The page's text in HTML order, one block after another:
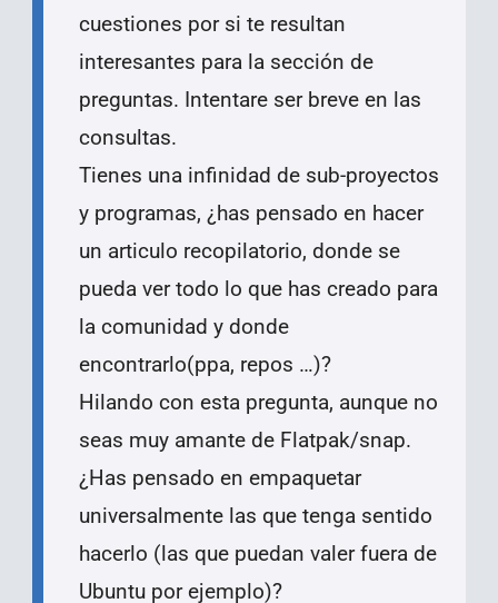
cuestiones por si te resultan
interesantes para la sección de
preguntas. Intentare ser breve en las
consultas.
Tienes una infinidad de sub-proyectos
y programas, ¿has pensado en hacer
un articulo recopilatorio, donde se
pueda ver todo lo que has creado para
la comunidad y donde
encontrarlo(ppa, repos …)?
Hilando con esta pregunta, aunque no
seas muy amante de Flatpak/snap.
¿Has pensado en empaquetar
universalmente las que tenga sentido
hacerlo (las que puedan valer fuera de
Ubuntu por ejemplo)?